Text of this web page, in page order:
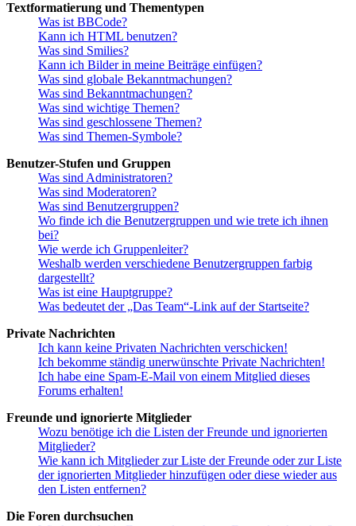
Textformatierung und Thementypen
Was ist BBCode?
Kann ich HTML benutzen?
Was sind Smilies?
Kann ich Bilder in meine Beiträge einfügen?
Was sind globale Bekanntmachungen?
Was sind Bekanntmachungen?
Was sind wichtige Themen?
Was sind geschlossene Themen?
Was sind Themen-Symbole?
Benutzer-Stufen und Gruppen
Was sind Administratoren?
Was sind Moderatoren?
Was sind Benutzergruppen?
Wo finde ich die Benutzergruppen und wie trete ich ihnen
bei?
Wie werde ich Gruppenleiter?
Weshalb werden verschiedene Benutzergruppen farbig
dargestellt?
Was ist eine Hauptgruppe?
Was bedeutet der „Das Team“-Link auf der Startseite?
Private Nachrichten
Ich kann keine Privaten Nachrichten verschicken!
Ich bekomme ständig unerwünschte Private Nachrichten!
Ich habe eine Spam-E-Mail von einem Mitglied dieses
Forums erhalten!
Freunde und ignorierte Mitglieder
Wozu benötige ich die Listen der Freunde und ignorierten
Mitglieder?
Wie kann ich Mitglieder zur Liste der Freunde oder zur Liste
der ignorierten Mitglieder hinzufügen oder diese wieder aus
den Listen entfernen?
Die Foren durchsuchen